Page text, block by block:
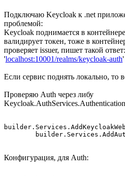
Подключаю Keycloak к .net
проблемой:
Keycloak поднимается в
валидирует токен, тоже в
проверяет issuer, пишет такой
'localhost:10001/realms/keycloak-auth'
Если сервис поднять локально, то
Проверяю Auth через либу
Конфигурация, для Auth: